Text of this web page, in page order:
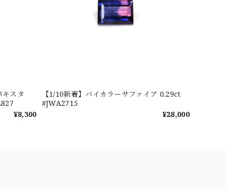
スタ
¥8,300
【1/10新着】バイカラーサファイア 0.29ct
#JWA2715
¥28,000